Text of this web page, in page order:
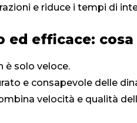
e riduce i tempi di
ed efficace:
è solo veloce.
e consapevole delle
velocità e qualità